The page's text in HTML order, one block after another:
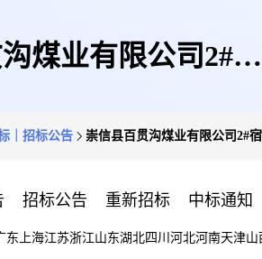
煤业有限公司2#宿
｜招标公告 崇信县百贯沟煤业有限公司2#
招标公告 重新招标 中标通知
东 上海江苏浙江山东湖北四川 河北河南天津山